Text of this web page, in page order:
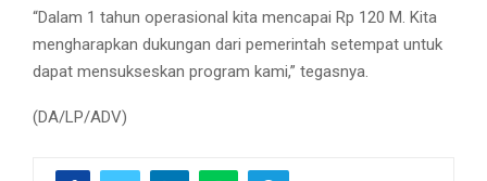
“Dalam 1 tahun operasional kita mencapai Rp 120 M. Kita
mengharapkan dukungan dari pemerintah setempat untuk
dapat mensukseskan program kami,” tegasnya.
(DA/LP/ADV)